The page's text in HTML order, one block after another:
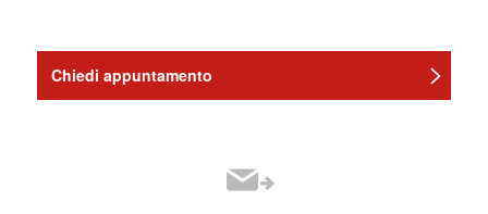
Chiedi appuntamento